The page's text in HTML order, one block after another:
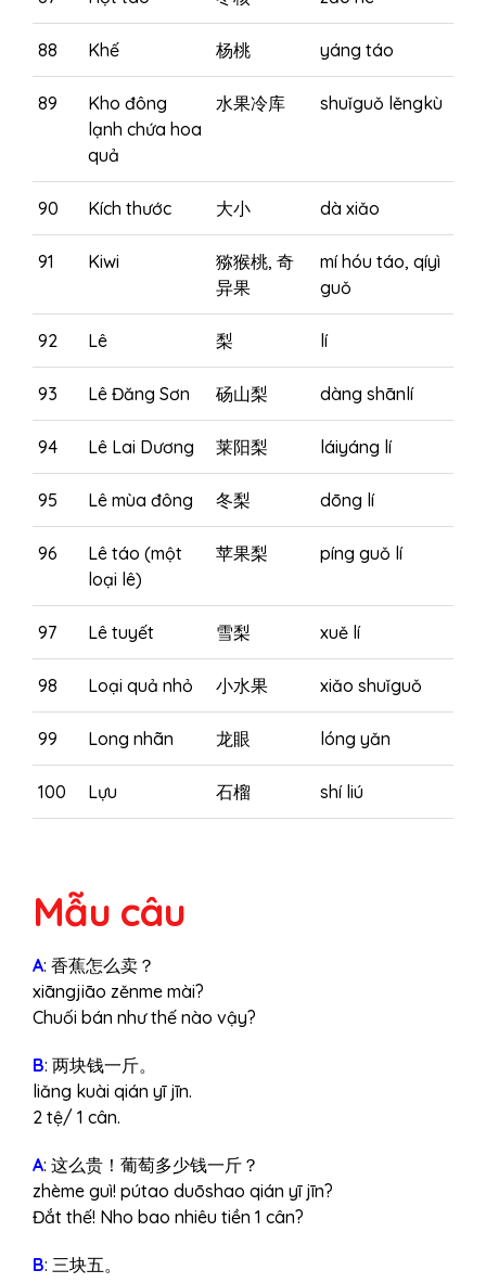
88 Khế 杨桃 yáng táo
89
Kho đông
lạnh chứa hoa
quả
水果冷库 shuǐguǒ lěngkù
90 Kích thước 大小 dà xiǎo
91 Kiwi
猕猴桃, 奇
异果
mí hóu táo, qíyì
guǒ
92 Lê 梨 lí
93 Lê Đăng Sơn 砀山梨 dàng shānlí
94 Lê Lai Dương 莱阳梨 láiyáng lí
95 Lê mùa đông 冬梨 dōng lí
96
Lê táo (một
loại lê)
苹果梨 píng guǒ lí
97 Lê tuyết 雪梨 xuě lí
98 Loại quả nhỏ 小水果 xiǎo shuǐguǒ
99 Long nhãn 龙眼 lóng yǎn
100 Lựu 石榴 shí liú
Mẫu câu
A: 香蕉怎么卖？
xiāngjiāo zěnme mài?
Chuối bán như thế nào vậy?
B: 两块钱一斤。
liǎng kuài qián yī jīn.
2 tệ/ 1 cân.
A: 这么贵！葡萄多少钱一斤？
zhème guì! pútao duōshao qián yī jīn?
Đắt thế! Nho bao nhiêu tiền 1 cân?
B: 三块五。